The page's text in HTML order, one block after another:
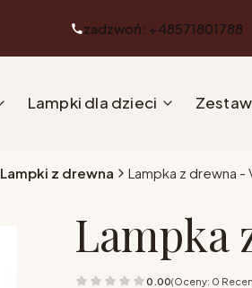
zadzwoń: +48571801788
Lampki dla dzieci
Lampki z drewna Lampka z drewna -
Lampka
0.00(Oceny: 0